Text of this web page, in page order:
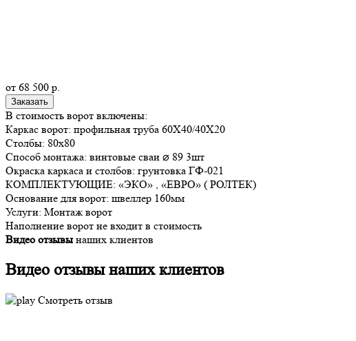
от 68 500 р.
Заказать
В стоимость ворот включены:
Каркас ворот: профильная труба 60Х40/40Х20
Столбы: 80х80
Способ монтажа: винтовые сваи ⌀ 89 3шт
Окраска каркаса и столбов: грунтовка ГФ-021
КОМПЛЕКТУЮЩИЕ: «ЭКО» , «ЕВРО» ( РОЛТЕК)
Основание для ворот: швеллер 160мм
Услуги: Монтаж ворот
Наполнение ворот не входит в стоимость
Видео отзывы наших клиентов
Видео отзывы нашихклиентов
Смотреть отзыв